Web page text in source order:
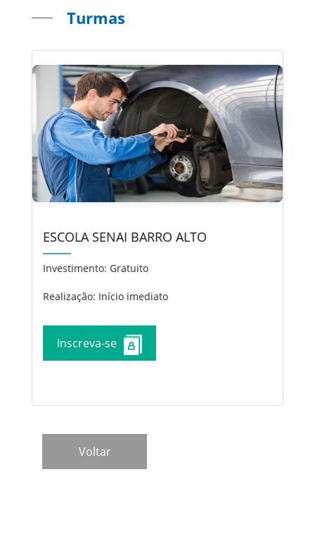
Turmas
ESCOLA SENAI BARRO ALTO
Investimento: Gratuito
Realização: Início imediato
Inscreva-se